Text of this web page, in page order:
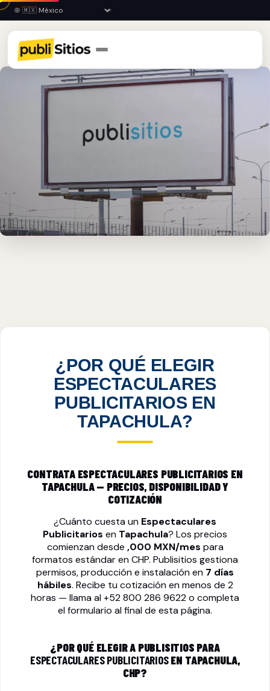
¿POR QUÉ ELEGIR
ESPECTACULARES
PUBLICITARIOS EN
TAPACHULA?
CONTRATA ESPECTACULARES PUBLICITARIOS EN
TAPACHULA — PRECIOS, DISPONIBILIDAD Y
COTIZACIÓN
¿Cuánto cuesta un Espectaculares
Publicitarios en Tapachula? Los precios
comienzan desde ,000 MXN/mes para
formatos estándar en CHP. Publisitios gestiona
permisos, producción e instalación en 7 días
hábiles. Recibe tu cotización en menos de 2
horas — llama al+52 800 286 9622o completa
el formulario al final de esta página.
¿POR QUÉ ELEGIR A PUBLISITIOS PARA
ESPECTACULARES PUBLICITARIOSEN TAPACHULA,
CHP?